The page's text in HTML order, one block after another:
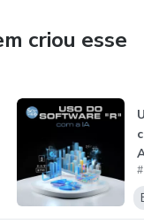
criou esse